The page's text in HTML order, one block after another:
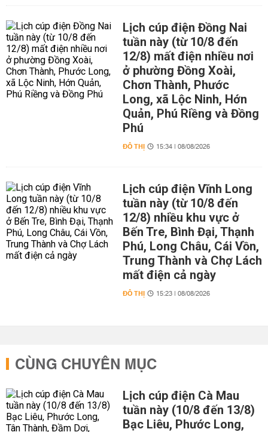
Lịch cúp điện Đồng Nai
tuần này (từ 10/8 đến
12/8) mất điện nhiều nơi
ở phường Đồng Xoài,
Chơn Thành, Phước
Long, xã Lộc Ninh, Hớn
Quản, Phú Riềng và Đồng
Phú
ĐÔ THỊ 15:34 | 08/08/2026
Lịch cúp điện Vĩnh Long
tuần này (từ 10/8 đến
12/8) nhiều khu vực ở
Bến Tre, Bình Đại, Thạnh
Phú, Long Châu, Cái Vồn,
Trung Thành và Chợ Lách
mất điện cả ngày
ĐÔ THỊ 15:23 | 08/08/2026
CÙNG CHUYÊN MỤC
Lịch cúp điện Cà Mau
tuần này (10/8 đến 13/8)
Bạc Liêu, Phước Long,